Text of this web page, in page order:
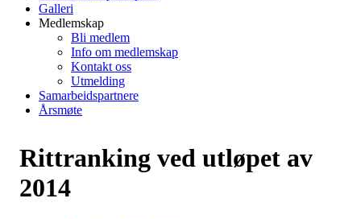
Galleri
Medlemskap
Bli medlem
Info om medlemskap
Kontakt oss
Utmelding
Samarbeidspartnere
Årsmøte
Rittranking ved utløpet av
2014